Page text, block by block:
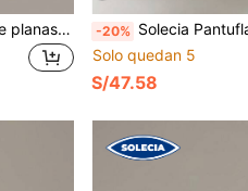
Solecia Zapatillas tipo mule planas para mujer, estilo vintage, con hebilla, cómodas, versátiles y de diseño sencillo, para uso exterior. -20% Solecia Pantuflas de lana de cordero con
Solo quedan 5
S/47.58